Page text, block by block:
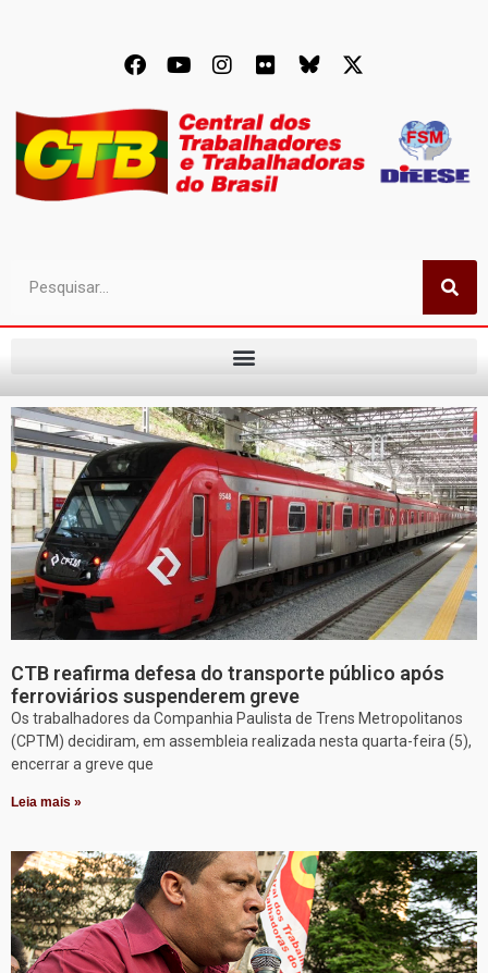
CTB reafirma defesa do transporte público após
ferroviários suspenderem greve
Os trabalhadores da Companhia Paulista de Trens Metropolitanos
(CPTM) decidiram, em assembleia realizada nesta quarta-feira (5),
encerrar a greve que
Leia mais »